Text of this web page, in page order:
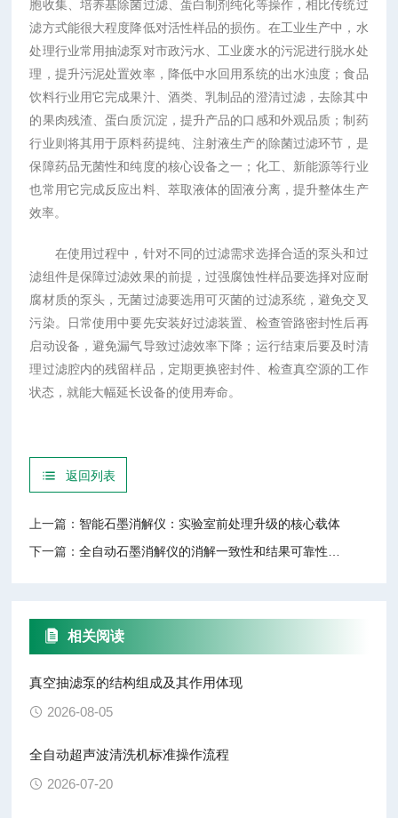
胞收集、培养基除菌过滤、蛋白制剂纯化等操作，相比传统过
滤方式能很大程度降低对活性样品的损伤。在工业生产中，水
处理行业常用抽滤泵对市政污水、工业废水的污泥进行脱水处
理，提升污泥处置效率，降低中水回用系统的出水浊度；食品
饮料行业用它完成果汁、酒类、乳制品的澄清过滤，去除其中
的果肉残渣、蛋白质沉淀，提升产品的口感和外观品质；制药
行业则将其用于原料药提纯、注射液生产的除菌过滤环节，是
保障药品无菌性和纯度的核心设备之一；化工、新能源等行业
也常用它完成反应出料、萃取液体的固液分离，提升整体生产
效率。
在使用过程中，针对不同的过滤需求选择合适的泵头和过
滤组件是保障过滤效果的前提，过强腐蚀性样品要选择对应耐
腐材质的泵头，无菌过滤要选用可灭菌的过滤系统，避免交叉
污染。日常使用中要先安装好过滤装置、检查管路密封性后再
启动设备，避免漏气导致过滤效率下降；运行结束后要及时清
理过滤腔内的残留样品，定期更换密封件、检查真空源的工作
状态，就能大幅延长设备的使用寿命。
返回列表
上一篇： 智能石墨消解仪：实验室前处理升级的核心载体
下一篇：全自动石墨消解仪的消解一致性和结果可靠性表现突出
相关阅读
真空抽滤泵的结构组成及其作用体现
2026-08-05
全自动超声波清洗机标准操作流程
2026-07-20